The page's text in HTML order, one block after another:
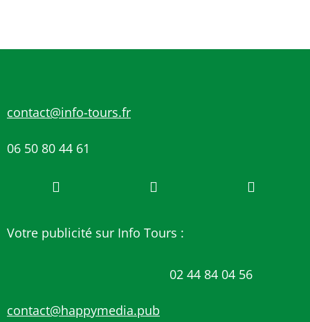
contact@info-tours.fr
06 50 80 44 61
Votre publicité sur Info Tours :
02 44 84 04 56
contact@happymedia.pub